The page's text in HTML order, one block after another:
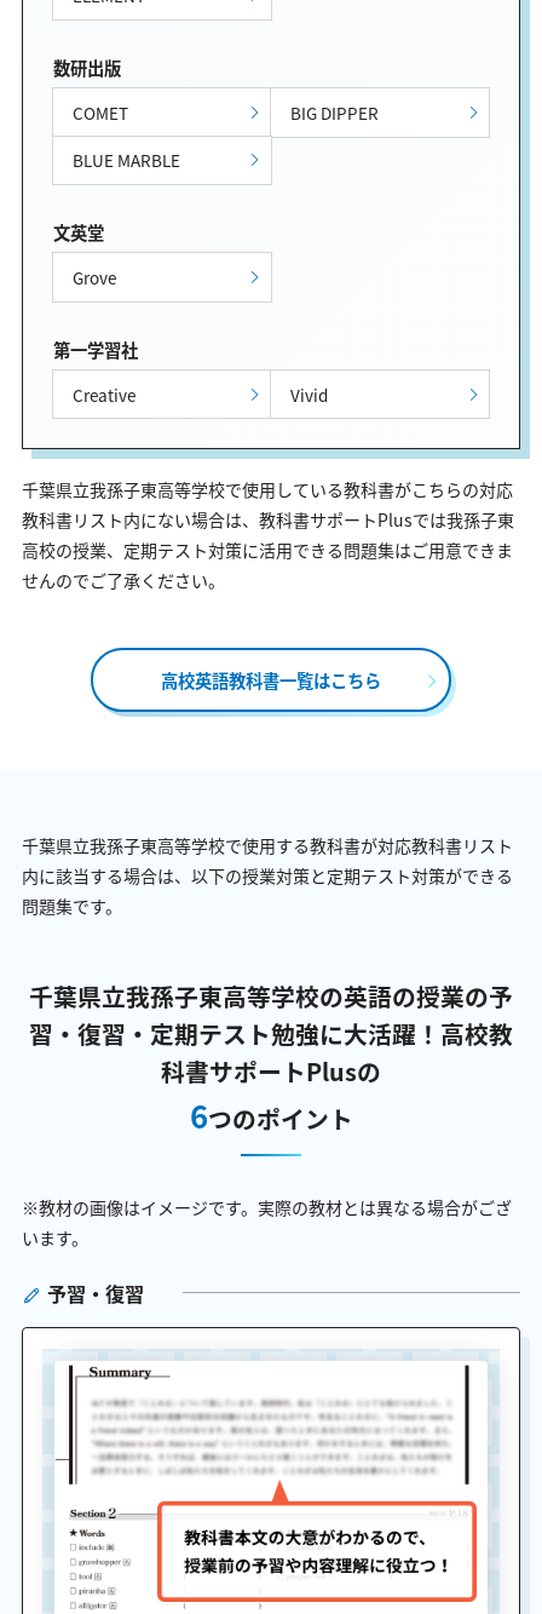
数研出版
COMET
BIG DIPPER
BLUE MARBLE
文英堂
Grove
第一学習社
Creative Vivid
千葉県立我孫子東高等学校で使用している教科書がこちらの対応
教科書リスト内にない場合は、教科書サポートPlusでは我孫子東
高校の授業、定期テスト対策に活用できる問題集はご用意できま
せんのでご了承ください。
高校英語教科書一覧はこちら
千葉県立我孫子東高等学校で使用する教科書が対応教科書リスト
内に該当する場合は、以下の授業対策と定期テスト対策ができる
問題集です。
千葉県立我孫子東高等学校の英語の授業の予
習・復習・定期テスト勉強に大活躍！ 高校教
科書サポートPlusの
6つのポイント
※教材の画像はイメージです。実際の教材とは異なる場合がござ
います。
予習・復習